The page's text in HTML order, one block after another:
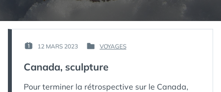
PUBLIÉ
12 MARS 2023
PAR :
МЁРТВЫЙ
PUBLIÉ
VOYAGES
Canada, sculpture
Pour terminer la rétrospective sur le Canada,